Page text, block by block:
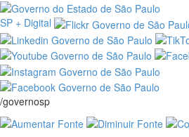
SP + Digital
/governosp